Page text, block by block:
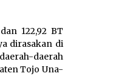
122,92 BT
dirasakan di
daerah
Tojo Una-